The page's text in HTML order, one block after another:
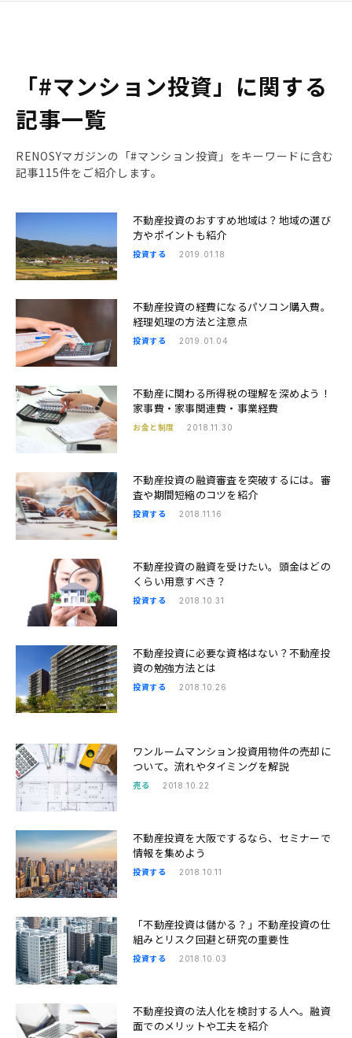
「#マンション投資」に関する
記事一覧
RENOSYマガジンの「#マンション投資」をキーワードに含む
記事115件をご紹介します。
不動産投資のおすすめ地域は？地域の選び
方やポイントも紹介
投資する 2019.01.18
不動産投資の経費になるパソコン購入費。
経理処理の方法と注意点
投資する 2019.01.04
不動産に関わる所得税の理解を深めよう！
家事費・家事関連費・事業経費
お金と制度 2018.11.30
不動産投資の融資審査を突破するには。審
査や期間短縮のコツを紹介
投資する 2018.11.16
不動産投資の融資を受けたい。頭金はどの
くらい用意すべき？
投資する 2018.10.31
不動産投資に必要な資格はない？不動産投
資の勉強方法とは
投資する 2018.10.26
ワンルームマンション投資用物件の売却に
ついて。流れやタイミングを解説
売る 2018.10.22
不動産投資を大阪でするなら、セミナーで
情報を集めよう
投資する 2018.10.11
「不動産投資は儲かる？」不動産投資の仕
組みとリスク回避と研究の重要性
投資する 2018.10.03
不動産投資の法人化を検討する人へ。融資
面でのメリットや工夫を紹介